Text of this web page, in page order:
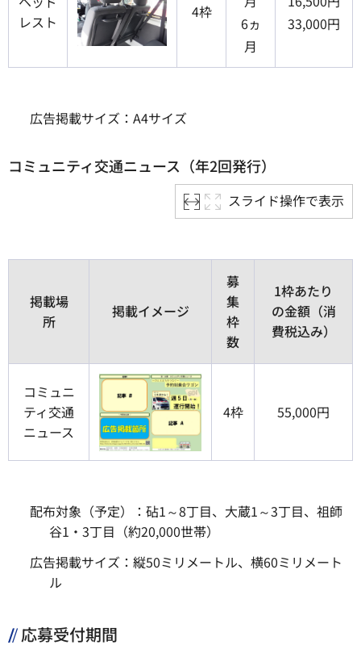
レスト
4枠
6ヵ
月
33,000円
広告掲載サイズ：A4サイズ
コミュニティ交通ニュース（年2回発行）
スライド操作で表示
掲載場
所
掲載イメージ
募
集
枠
数
1枠あたり
の金額（消
費税込み）
コミュニ
ティ交通
ニュース
4枠 55,000円
配布対象（予定）：砧1～8丁目、大蔵1～3丁目、祖師
谷1・3丁目（約20,000世帯）
広告掲載サイズ：縦50ミリメートル、横60ミリメート
ル
応募受付期間